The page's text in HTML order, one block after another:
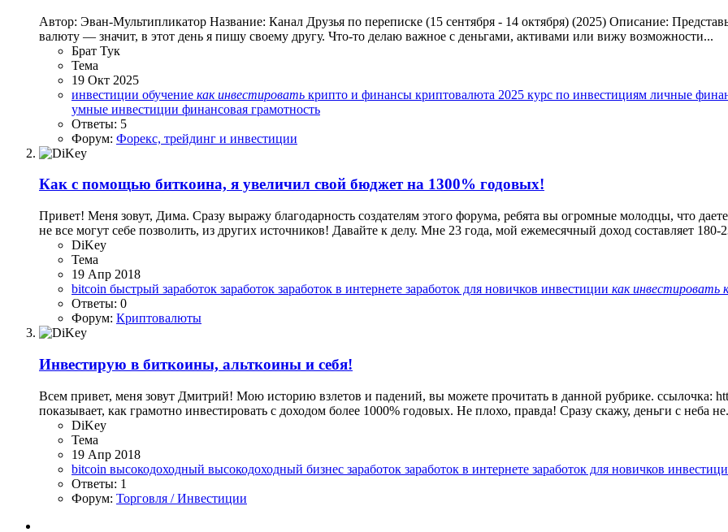
Автор: Эван-Мультипликатор Название: Канал Друзья по переписке (15 сентября - 14 октября) (2025) Описание:
валюту — значит, в этот день я пишу своему другу. Что-то делаю важное с деньгами, активами или вижу возможности...
Брат Тук
Тема
19 Окт 2025
инвестиции обучение как инвестировать крипто и финансы криптовалюта 2025 курс по инвестициям личные
умные инвестиции финансовая грамотность
Ответы: 5
Форум: Форекс, трейдинг и инвестиции
Как с помощью биткоина, я увеличил свой бюджет на 1300% годовых!
Привет! Меня зовут, Дима. Сразу выражу благодарность создателям этого форума, ребята вы огромные молодцы, что
не все могут себе позволить, из других источников! Давайте к делу. Мне 23 года, мой ежемесячный доход составляет 180-
DiKey
Тема
19 Апр 2018
bitcoin быстрый заработок заработок заработок в интернете заработок для новичков инвестиции как инвестировать
Ответы: 0
Форум: Криптовалюты
Инвестирую в биткоины, альткоины и себя!
Всем привет, меня зовут Дмитрий! Мою историю взлетов и падений, вы можете прочитать в данной рубрике. ссылочка:
показывает, как грамотно инвестировать с доходом более 1000% годовых. Не плохо, правда! Сразу скажу, деньги с неба
DiKey
Тема
19 Апр 2018
bitcoin высокодоходный высокодоходный бизнес заработок заработок в интернете заработок для новичков
Ответы: 1
Форум: Торговля / Инвестиции